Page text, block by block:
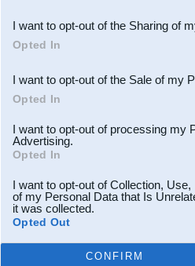
Downstream Participants
third parties.
I want to opt-out of the Sharing of
Opted In
I want to opt-out of the Sale of my
Opted In
I want to opt-out of processing my
Advertising.
Opted In
I want to opt-out of Collection,
of my Personal Data that Is
it was collected.
Opted Out
CONFIRM